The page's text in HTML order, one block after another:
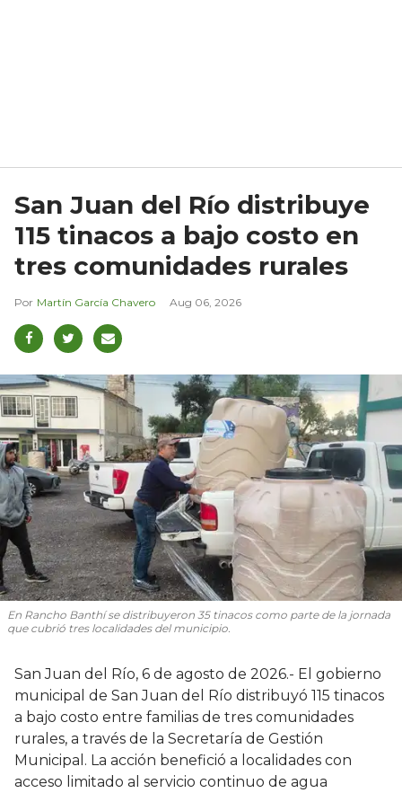
San Juan del Río distribuye
115 tinacos a bajo costo en
tres comunidades rurales
Martín García Chavero Aug 06, 2026
En Rancho Banthí se distribuyeron 35 tinacos como parte de la jornada
que cubrió tres localidades del municipio.
San Juan del Río, 6 de agosto de 2026.- El gobierno
municipal de San Juan del Río distribuyó 115 tinacos
a bajo costo entre familias de tres comunidades
rurales, a través de la Secretaría de Gestión
Municipal. La acción benefició a localidades con
acceso limitado al servicio continuo de agua